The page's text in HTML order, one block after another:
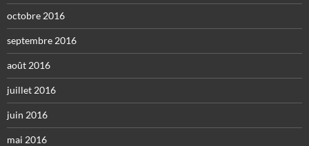
octobre 2016
septembre 2016
août 2016
juillet 2016
juin 2016
mai 2016